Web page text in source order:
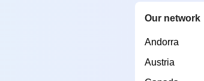
Our network
Andorra
Austria